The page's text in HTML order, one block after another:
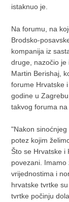
istaknuo je.
Na forumu, na
Brodsko-
kompanija iz
druge, nazočio je
Martin Berishaj,
forume Hrvatske
godine u
takvog foruma na
"Nakon
potez kojim
Što se Hrvatske i
povezani. Imamo
vrijednostima i
hrvatske tvrtke
tvrtke počinju